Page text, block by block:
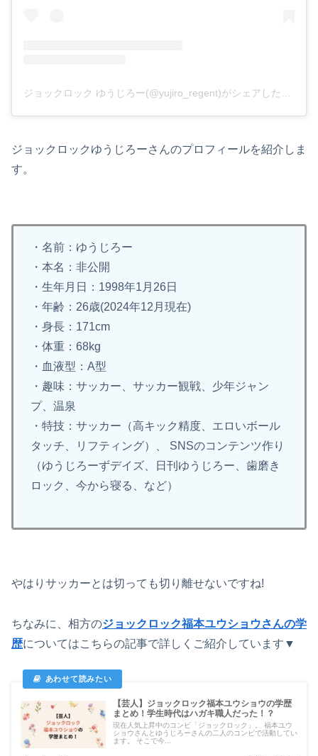
ジョックロックゆうじろーさんのプロフィールを紹介しま
す。
・名前：ゆうじろー
・本名：非公開
・生年月日：1998年1月26日
・年齢：26歳(2024年12月現在)
・身長：171cm
・体重：68kg
・血液型：A型
・趣味：サッカー、サッカー観戦、少年ジャン
プ、温泉
・特技：サッカー（高キック精度、エロいボール
タッチ、リフティング）、 SNSのコンテンツ作り
（ゆうじろーずデイズ、日刊ゆうじろー、歯磨き
ロック、今から寝る、など）
やはりサッカーとは切っても切り離せないですね!
ちなみに、相方のジョックロック福本ユウショウさんの学
歴についてはこちらの記事で詳しくご紹介しています▼
【芸人】ジョックロック福本ユウショウの学歴
まとめ！学生時代はハガキ職人だった！？
現在人気上昇中のコンビ「ジョックロック」。 福本ユウ
ショウさんとゆうじろーさんの二人のコンビで活動してい
ます。 そこで今...